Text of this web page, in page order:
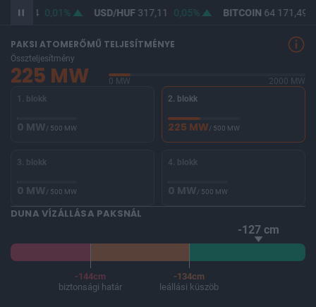
365,44 0,01% USD/HUF317,11 0,05% BITCOIN 64 171,49
PAKSI ATOMERŐMŰ TELJESÍTMÉNYE
Összteljesítmény
225 MW 0 MW
2000 MW
1. blokk
0 MW/ 500 MW
2. blokk
225 MW/ 500 MW
3. blokk
0 MW/ 500 MW
4. blokk
0 MW/ 500 MW
DUNA VÍZÁLLÁSA PAKSNÁL
-127 cm
-144cm
biztonsági határ
-134cm
leállási küszöb